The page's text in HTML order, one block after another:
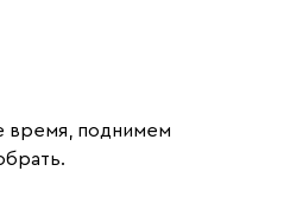
время, поднимем